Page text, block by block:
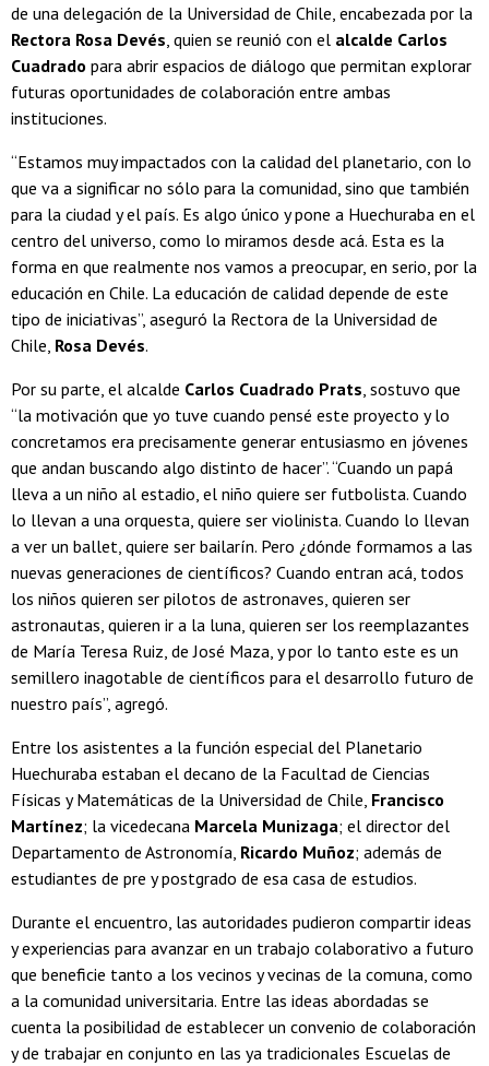
de una delegación de la Universidad de Chile, encabezada por la
Rectora Rosa Devés, quien se reunió con el alcalde Carlos
Cuadrado para abrir espacios de diálogo que permitan explorar
futuras oportunidades de colaboración entre ambas
instituciones.
“Estamos muy impactados con la calidad del planetario, con lo
que va a significar no sólo para la comunidad, sino que también
para la ciudad y el país. Es algo único y pone a Huechuraba en el
centro del universo, como lo miramos desde acá. Esta es la
forma en que realmente nos vamos a preocupar, en serio, por la
educación en Chile. La educación de calidad depende de este
tipo de iniciativas”, aseguró la Rectora de la Universidad de
Chile, Rosa Devés.
Por su parte, el alcalde Carlos Cuadrado Prats, sostuvo que
“la motivación que yo tuve cuando pensé este proyecto y lo
concretamos era precisamente generar entusiasmo en jóvenes
que andan buscando algo distinto de hacer”. “Cuando un papá
lleva a un niño al estadio, el niño quiere ser futbolista. Cuando
lo llevan a una orquesta, quiere ser violinista. Cuando lo llevan
a ver un ballet, quiere ser bailarín. Pero ¿dónde formamos a las
nuevas generaciones de científicos? Cuando entran acá, todos
los niños quieren ser pilotos de astronaves, quieren ser
astronautas, quieren ir a la luna, quieren ser los reemplazantes
de María Teresa Ruiz, de José Maza, y por lo tanto este es un
semillero inagotable de científicos para el desarrollo futuro de
nuestro país”, agregó.
Entre los asistentes a la función especial del Planetario
Huechuraba estaban el decano de la Facultad de Ciencias
Físicas y Matemáticas de la Universidad de Chile, Francisco
Martínez; la vicedecana Marcela Munizaga; el director del
Departamento de Astronomía, Ricardo Muñoz; además de
estudiantes de pre y postgrado de esa casa de estudios.
Durante el encuentro, las autoridades pudieron compartir ideas
y experiencias para avanzar en un trabajo colaborativo a futuro
que beneficie tanto a los vecinos y vecinas de la comuna, como
a la comunidad universitaria. Entre las ideas abordadas se
cuenta la posibilidad de establecer un convenio de colaboración
y de trabajar en conjunto en las ya tradicionales Escuelas de